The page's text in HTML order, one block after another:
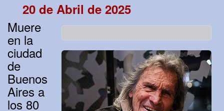
20 de Abril de 2025
Muere
en la
ciudad
de
Buenos
Aires a
los 80